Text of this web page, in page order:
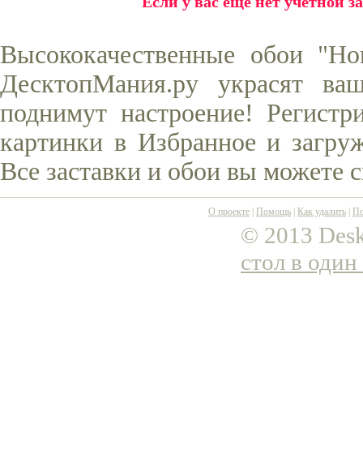
Высококачественные обои
ДесктопМания.ру украсят
поднимут настроение!
картинки в Избранное и
Все заставки и обои вы можете
О проекте Помощь Как удалить
© 2013
стол в